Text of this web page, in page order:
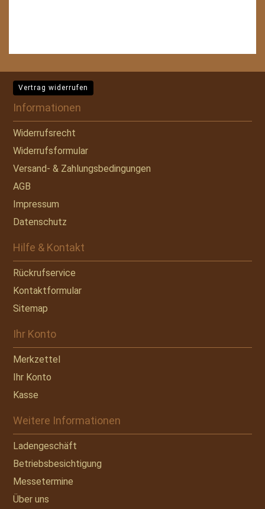
Vertrag widerrufen
Informationen
Widerrufsrecht
Widerrufsformular
Versand- & Zahlungsbedingungen
AGB
Impressum
Datenschutz
Hilfe & Kontakt
Rückrufservice
Kontaktformular
Sitemap
Ihr Konto
Merkzettel
Ihr Konto
Kasse
Weitere Informationen
Ladengeschäft
Betriebsbesichtigung
Messetermine
Über uns